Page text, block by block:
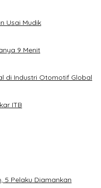
Usai Mudik
9 Menit
di Industri Otomotif Global
ITB
5 Pelaku Diamankan